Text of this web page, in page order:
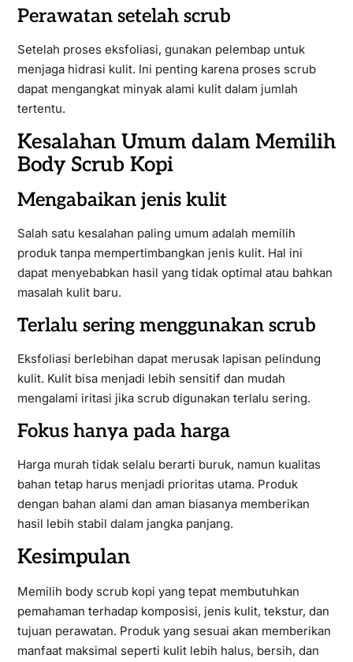
Perawatan setelah scrub
Setelah proses eksfoliasi, gunakan pelembap untuk
menjaga hidrasi kulit. Ini penting karena proses scrub
dapat mengangkat minyak alami kulit dalam jumlah
tertentu.
Kesalahan Umum dalam Memilih
Body Scrub Kopi
Mengabaikan jenis kulit
Salah satu kesalahan paling umum adalah memilih
produk tanpa mempertimbangkan jenis kulit. Hal ini
dapat menyebabkan hasil yang tidak optimal atau bahkan
masalah kulit baru.
Terlalu sering menggunakan scrub
Eksfoliasi berlebihan dapat merusak lapisan pelindung
kulit. Kulit bisa menjadi lebih sensitif dan mudah
mengalami iritasi jika scrub digunakan terlalu sering.
Fokus hanya pada harga
Harga murah tidak selalu berarti buruk, namun kualitas
bahan tetap harus menjadi prioritas utama. Produk
dengan bahan alami dan aman biasanya memberikan
hasil lebih stabil dalam jangka panjang.
Kesimpulan
Memilih body scrub kopi yang tepat membutuhkan
pemahaman terhadap komposisi, jenis kulit, tekstur, dan
tujuan perawatan. Produk yang sesuai akan memberikan
manfaat maksimal seperti kulit lebih halus, bersih, dan